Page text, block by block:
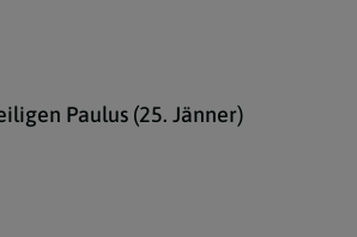
Paulus (25. Jänner)